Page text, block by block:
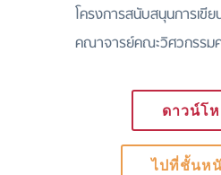
โครงการสนับสนุนการเขี
คณาจารย์คณะวิศวกรรม
ดาวน์โ
ไปที่ชั้นห